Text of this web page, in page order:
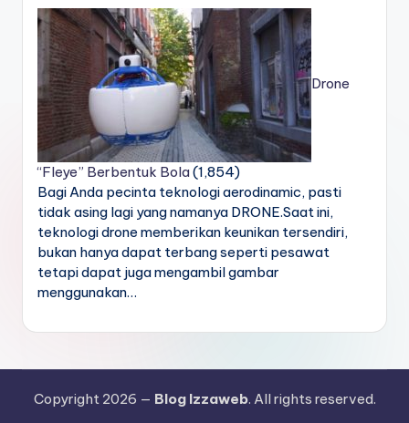
Drone
“Fleye” Berbentuk Bola(1,854)
Bagi Anda pecinta teknologi aerodinamic, pasti
tidak asing lagi yang namanya DRONE.Saat ini,
teknologi drone memberikan keunikan tersendiri,
bukan hanya dapat terbang seperti pesawat
tetapi dapat juga mengambil gambar
menggunakan…
Copyright 2026 — Blog Izzaweb. All rights reserved.